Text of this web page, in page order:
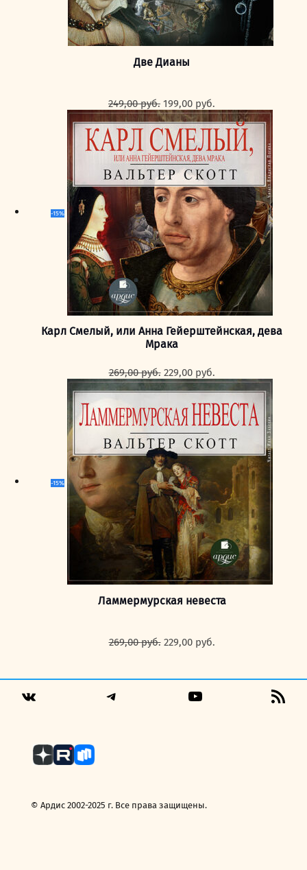
Две Дианы
249,00руб. Первоначальная
цена
составляла
249,00 руб..
199,00 руб.
цена:
199,00 руб..
-15%
Карл Смелый, или Анна Гейерштейнская, дева
Мрака
269,00руб. Первоначальная
цена
составляла
269,00 руб..
229,00 руб.
цена:
229,00 руб..
-15%
Ламмермурская невеста
269,00руб. Первоначальная
269,00 руб..
229,00 руб.
© Ардис 2002-2025 г. Все права защищены.